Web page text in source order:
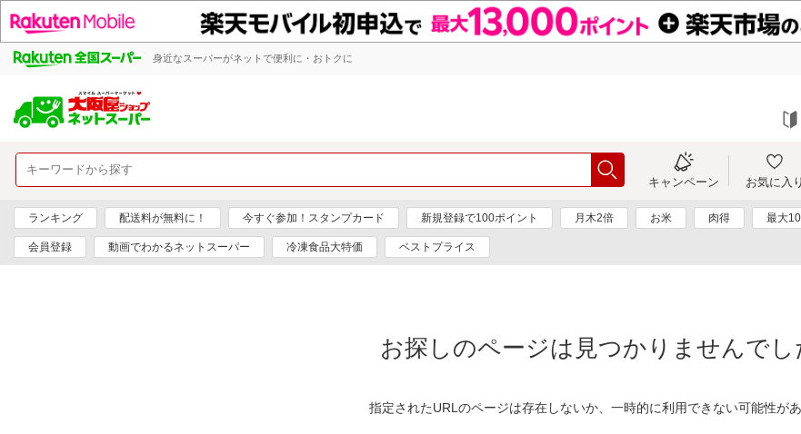
身近なスーパーがネットで便利に・おトクに
キャンペーン お気に入り
ランキング 配送料が無料に！ 今すぐ参加！スタンプカード 新規登録で100ポイント 月木2倍 お米 肉得 最大
会員登録 動画でわかるネットスーパー 冷凍食品大特価 ベストプライス
お探しのページは見つかりませんでし
指定されたURLのページは存在しないか、一時的に利用できない可能性があ